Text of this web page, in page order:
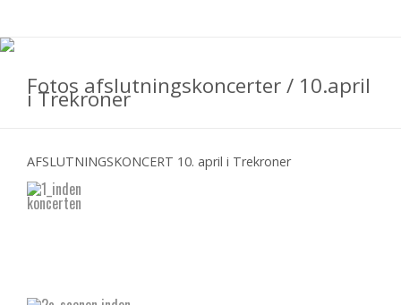
Fotos afslutningskoncerter / 10.april
i Trekroner
AFSLUTNINGSKONCERT 10. april i Trekroner